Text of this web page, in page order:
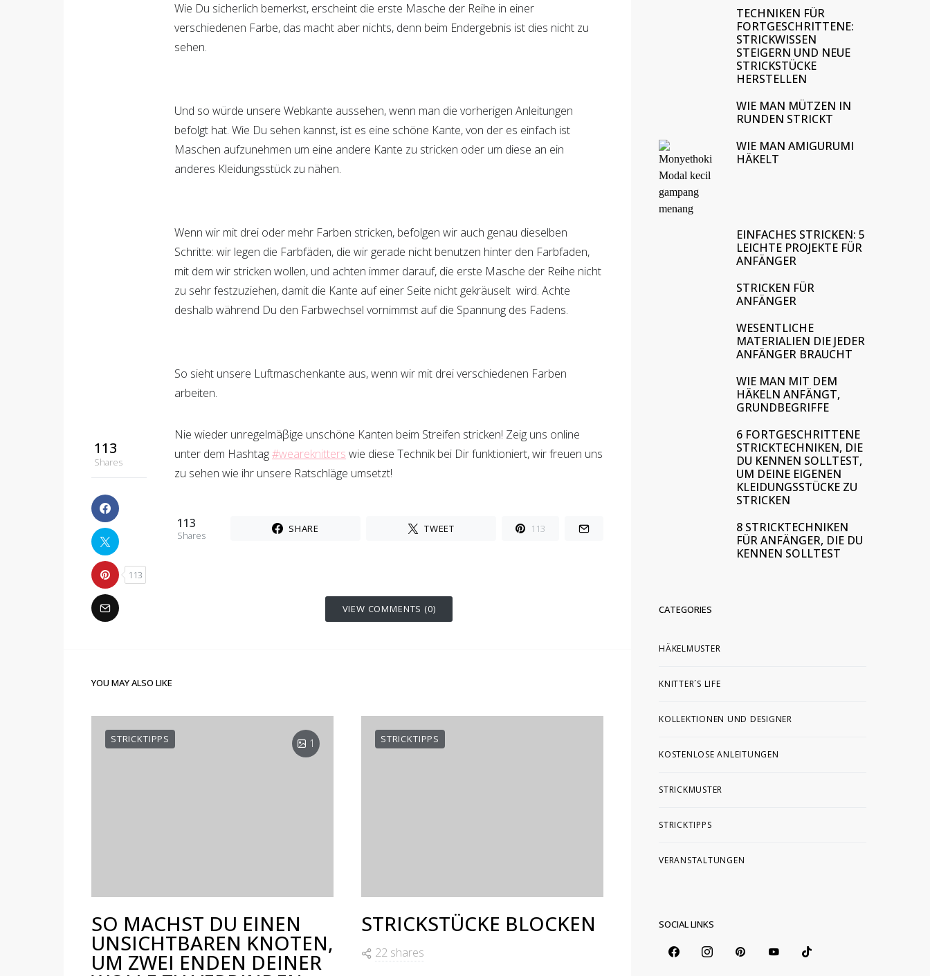
113
Shares
113
Wie Du sicherlich bemerkst, erscheint die erste Masche der Reihe in einer
verschiedenen Farbe, das macht aber nichts, denn beim Endergebnis ist dies nicht zu
sehen.
Und so würde unsere Webkante aussehen, wenn man die vorherigen Anleitungen
befolgt hat. Wie Du sehen kannst, ist es eine schöne Kante, von der es einfach ist
Maschen aufzunehmen um eine andere Kante zu stricken oder um diese an ein
anderes Kleidungsstück zu nähen.
Wenn wir mit drei oder mehr Farben stricken, befolgen wir auch genau dieselben
Schritte: wir legen die Farbfäden, die wir gerade nicht benutzen hinter den Farbfaden,
mit dem wir stricken wollen, und achten immer darauf, die erste Masche der Reihe nicht
zu sehr festzuziehen, damit die Kante auf einer Seite nicht gekräuselt wird. Achte
deshalb während Du den Farbwechsel vornimmst auf die Spannung des Fadens.
So sieht unsere Luftmaschenkante aus, wenn wir mit drei verschiedenen Farben
arbeiten.
Nie wieder unregelmäβige unschöne Kanten beim Streifen stricken! Zeig uns online
unter dem Hashtag#weareknitters wie diese Technik bei Dir funktioniert, wir freuen uns
zu sehen wie ihr unsere Ratschläge umsetzt!
113
Shares
SHARE TWEET 113
VIEW COMMENTS (0)
YOU MAY ALSO LIKE
STRICKTIPPS 1
SO MACHST DU EINEN
UNSICHTBAREN KNOTEN,
UM ZWEI ENDEN DEINER
STRICKTIPPS
STRICKSTÜCKE BLOCKEN
22 shares
TECHNIKEN FÜR
FORTGESCHRITTENE:
STRICKWISSEN
STEIGERN UND NEUE
STRICKSTÜCKE
HERSTELLEN
WIE MAN MÜTZEN IN
RUNDEN STRICKT
WIE MAN AMIGURUMI
HÄKELT
EINFACHES STRICKEN: 5
LEICHTE PROJEKTE FÜR
ANFÄNGER
STRICKEN FÜR
ANFÄNGER
WESENTLICHE
MATERIALIEN DIE JEDER
ANFÄNGER BRAUCHT
WIE MAN MIT DEM
HÄKELN ANFÄNGT,
GRUNDBEGRIFFE
6 FORTGESCHRITTENE
STRICKTECHNIKEN, DIE
DU KENNEN SOLLTEST,
UM DEINE EIGENEN
KLEIDUNGSSTÜCKE ZU
STRICKEN
8 STRICKTECHNIKEN
FÜR ANFÄNGER, DIE DU
KENNEN SOLLTEST
CATEGORIES
HÄKELMUSTER
KNITTER´S LIFE
KOLLEKTIONEN UND DESIGNER
KOSTENLOSE ANLEITUNGEN
STRICKMUSTER
STRICKTIPPS
VERANSTALTUNGEN
SOCIAL LINKS